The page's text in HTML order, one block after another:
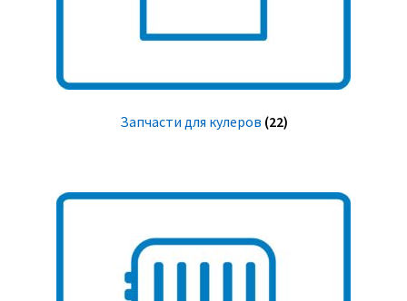
Запчасти для кулеров (22)